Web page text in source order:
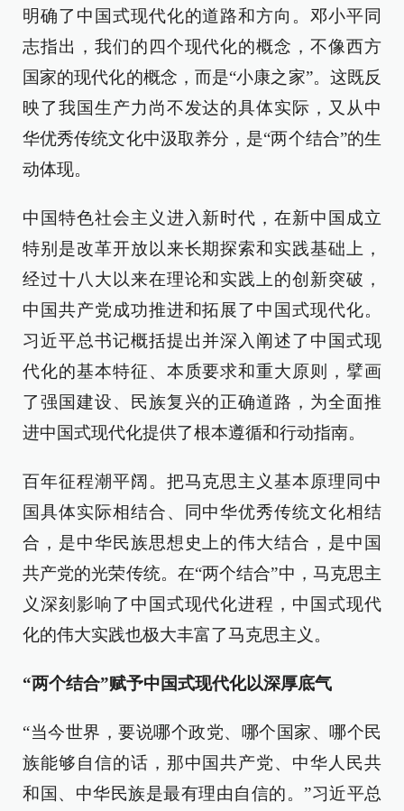
明确了中国式现代化的道路和方向。邓小平同
志指出，我们的四个现代化的概念，不像西方
国家的现代化的概念，而是“小康之家”。这既反
映了我国生产力尚不发达的具体实际，又从中
华优秀传统文化中汲取养分，是“两个结合”的生
动体现。
中国特色社会主义进入新时代，在新中国成立
特别是改革开放以来长期探索和实践基础上，
经过十八大以来在理论和实践上的创新突破，
中国共产党成功推进和拓展了中国式现代化。
习近平总书记概括提出并深入阐述了中国式现
代化的基本特征、本质要求和重大原则，擘画
了强国建设、民族复兴的正确道路，为全面推
进中国式现代化提供了根本遵循和行动指南。
百年征程潮平阔。把马克思主义基本原理同中
国具体实际相结合、同中华优秀传统文化相结
合，是中华民族思想史上的伟大结合，是中国
共产党的光荣传统。在“两个结合”中，马克思主
义深刻影响了中国式现代化进程，中国式现代
化的伟大实践也极大丰富了马克思主义。
“两个结合”赋予中国式现代化以深厚底气
“当今世界，要说哪个政党、哪个国家、哪个民
族能够自信的话，那中国共产党、中华人民共
和国、中华民族是最有理由自信的。”习近平总